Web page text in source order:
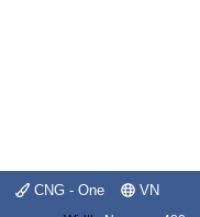
CNG - One VN